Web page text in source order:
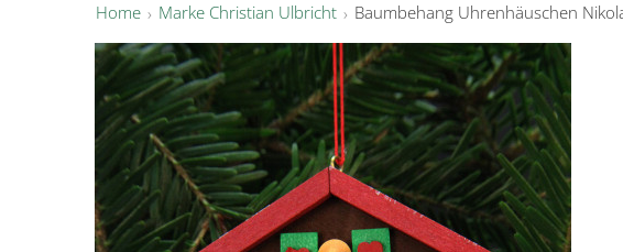
Home Marke Christian Ulbricht Baumbehang Uhrenhäuschen